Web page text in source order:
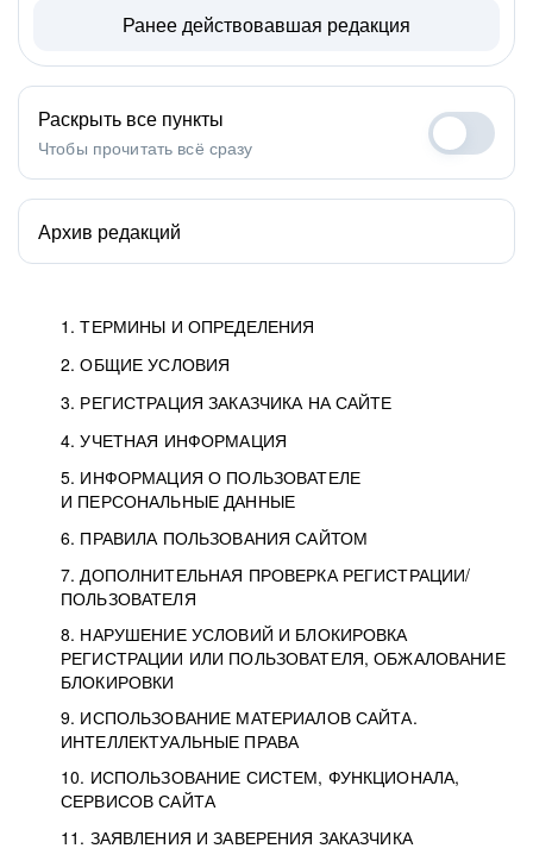
1. ТЕРМИНЫ И ОПРЕДЕЛЕНИЯ
2. ОБЩИЕ УСЛОВИЯ
3. РЕГИСТРАЦИЯ ЗАКАЗЧИКА НА САЙТЕ
4. УЧЕТНАЯ ИНФОРМАЦИЯ
5. ИНФОРМАЦИЯ О ПОЛЬЗОВАТЕЛЕ
И ПЕРСОНАЛЬНЫЕ ДАННЫЕ
6. ПРАВИЛА ПОЛЬЗОВАНИЯ САЙТОМ
7. ДОПОЛНИТЕЛЬНАЯ ПРОВЕРКА РЕГИСТРАЦИИ/
ПОЛЬЗОВАТЕЛЯ
8. НАРУШЕНИЕ УСЛОВИЙ И БЛОКИРОВКА
РЕГИСТРАЦИИ ИЛИ ПОЛЬЗОВАТЕЛЯ, ОБЖАЛОВАНИЕ
БЛОКИРОВКИ
9. ИСПОЛЬЗОВАНИЕ МАТЕРИАЛОВ САЙТА.
ИНТЕЛЛЕКТУАЛЬНЫЕ ПРАВА
10. ИСПОЛЬЗОВАНИЕ СИСТЕМ, ФУНКЦИОНАЛА,
СЕРВИСОВ САЙТА
11. ЗАЯВЛЕНИЯ И ЗАВЕРЕНИЯ ЗАКАЗЧИКА
Ранее действовавшая редакция
Раскрыть все пункты
Чтобы прочитать всё сразу
Архив редакций